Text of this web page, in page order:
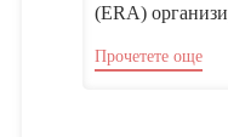
(ERA)
Европейския
Прочетете още